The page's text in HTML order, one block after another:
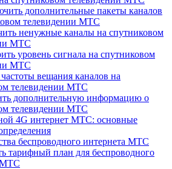
дополнительные пакеты каналов
телевидении МТС
ненужные каналы на спутниковом
МТС
уровень сигнала на спутниковом
МТС
вещания каналов на
телевидении МТС
дополнительную информацию о
телевидении МТС
4G интернет МТС: основные
беспроводного интернета МТС
тарифный план для беспроводного
МТС